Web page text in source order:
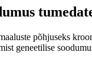
põhjuseks
geneetilise